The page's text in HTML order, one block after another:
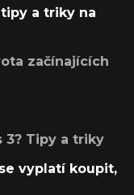
a triky na
začínajících
3? Tipy a triky
vyplatí koupit,